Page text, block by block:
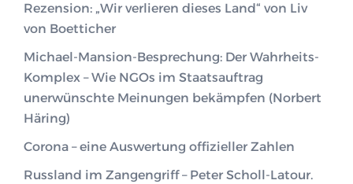
Rezension: „Wir verlieren dieses Land“ von Liv
von Boetticher
Michael-Mansion-Besprechung: Der Wahrheits-
Komplex – Wie NGOs im Staatsauftrag
unerwünschte Meinungen bekämpfen (Norbert
Häring)
Corona – eine Auswertung offizieller Zahlen
Russland im Zangengriff – Peter Scholl-Latour.